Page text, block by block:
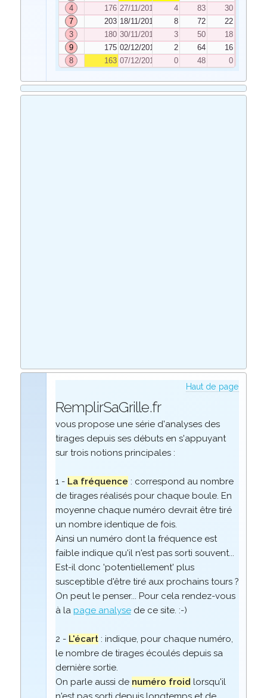
4
176 27/11/2019 4 83
30
7
203 18/11/2019 8 72
22
3
180 30/11/2019 3 50
18
9
175 02/12/2019 2 64
16
8
163 07/12/2019 0 48 0
Haut de page
RemplirSaGrille.fr
vous propose une série d'analyses des
tirages depuis ses débuts en s'appuyant
sur trois notions principales :
1 - La fréquence : correspond au nombre
de tirages réalisés pour chaque boule. En
moyenne chaque numéro devrait être tiré
un nombre identique de fois.
Ainsi un numéro dont la fréquence est
faible indique qu'il n'est pas sorti souvent...
Est-il donc 'potentiellement' plus
susceptible d'être tiré aux prochains tours ?
On peut le penser... Pour cela rendez-vous
à la page analysede ce site. :-)
2 - L'écart: indique, pour chaque numéro,
le nombre de tirages écoulés depuis sa
dernière sortie.
On parle aussi de numéro froid lorsqu'il